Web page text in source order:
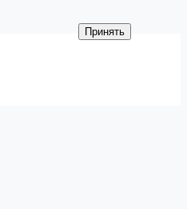
Принять